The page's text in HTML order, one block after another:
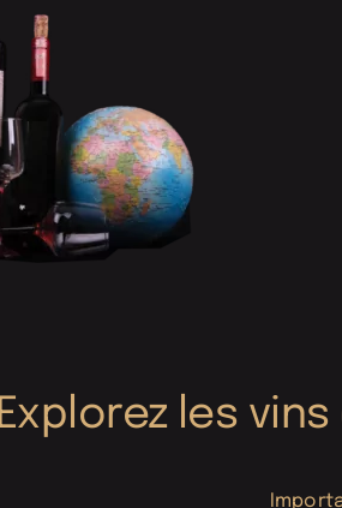
Explorez les